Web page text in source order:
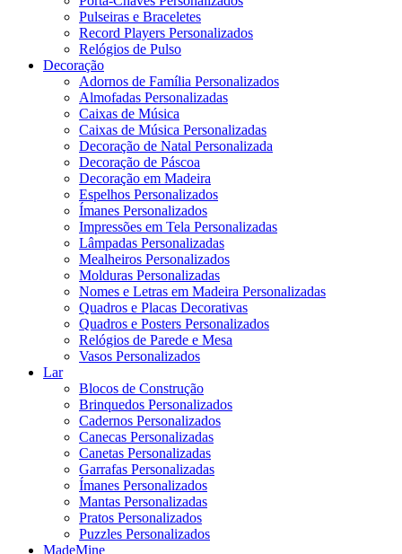
Pulseiras e Braceletes
Record Players Personalizados
Relógios de Pulso
Decoração
Adornos de Família Personalizados
Almofadas Personalizadas
Caixas de Música
Caixas de Música Personalizadas
Decoração de Natal Personalizada
Decoração de Páscoa
Decoração em Madeira
Espelhos Personalizados
Ímanes Personalizados
Impressões em Tela Personalizadas
Lâmpadas Personalizadas
Mealheiros Personalizados
Molduras Personalizadas
Nomes e Letras em Madeira Personalizadas
Quadros e Placas Decorativas
Quadros e Posters Personalizados
Relógios de Parede e Mesa
Vasos Personalizados
Lar
Blocos de Construção
Brinquedos Personalizados
Cadernos Personalizados
Canecas Personalizadas
Canetas Personalizadas
Garrafas Personalizadas
Ímanes Personalizados
Mantas Personalizadas
Pratos Personalizados
Puzzles Personalizados
MadeMine